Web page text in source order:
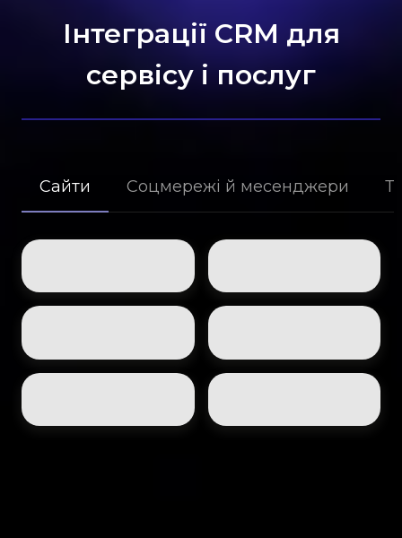
Інтеграції CRM для
сервісу і послуг
Сайти Соцмережі й месенджери